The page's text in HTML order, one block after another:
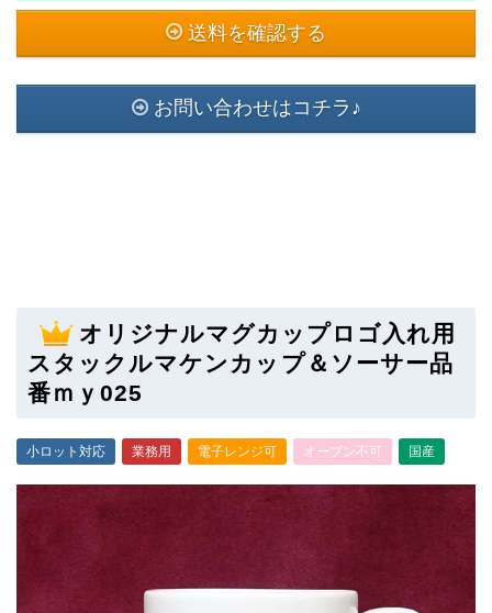
送料を確認する
お問い合わせはコチラ♪
オリジナルマグカップロゴ入れ用
スタックルマケンカップ＆ソーサー品
番ｍｙ025
小ロット対応 業務用 電子レンジ可 オーブン不可 国産